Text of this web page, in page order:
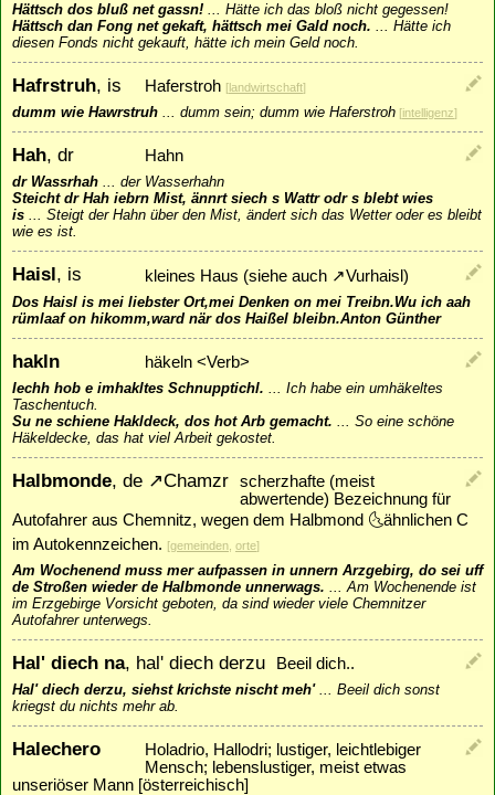
Hättsch dos bluß net gassn! ... Hätte ich das bloß nicht gegessen!
Hättsch dan Fong net gekaft, hättsch mei Gald noch. ... Hätte ich
diesen Fonds nicht gekauft, hätte ich mein Geld noch.
Hafrstruh, is Haferstroh [landwirtschaft]
dumm wie Hawrstruh ... dumm sein; dumm wie Haferstroh [intelligenz]
Hah, dr Hahn
dr Wassrhah ... der Wasserhahn
Steicht dr Hah iebrn Mist, ännrt siech s Wattr odr s blebt wies
is ... Steigt der Hahn über den Mist, ändert sich das Wetter oder es bleibt
wie es ist.
Haisl, is kleines Haus (siehe auch ↗Vurhaisl )
Dos Haisl is mei liebster Ort,mei Denken on mei Treibn.Wu ich aah
rümlaaf on hikomm,ward när dos Haißel bleibn.Anton Günther
hakln häkeln <Verb>
Iechh hob e imhakltes Schnupptichl. ... Ich habe ein umhäkeltes
Taschentuch.
Su ne schiene Hakldeck, dos hot Arb gemacht. ... So eine schöne
Häkeldecke, das hat viel Arbeit gekostet.
Halbmonde, de ↗Chamzr
scherzhafte (meist
abwertende) Bezeichnung für
Autofahrer aus Chemnitz, wegen dem Halbmond 🌜ähnlichen C
im Autokennzeichen. [gemeinden orte]
Am Wochenend muss mer aufpassen in unnern Arzgebirg, do sei uff
de Stroßen wieder de Halbmonde unnerwags. ...Am Wochenende ist
im Erzgebirge Vorsicht geboten, da sind wieder viele Chemnitzer
Autofahrer unterwegs.
Hal' diech na, hal' diech derzu Beeil dich..
Hal' diech derzu, siehst krichste nischt meh'... Beeil dich sonst
kriegst du nichts mehr ab.
Halechero
Holadrio, Hallodri; lustiger, leichtlebiger
Mensch; lebenslustiger, meist etwas
unseriöser Mann [österreichisch]